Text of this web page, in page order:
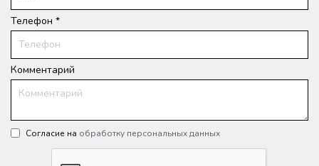
Телефон *
Комментарий
Согласие на обработку персональных данных